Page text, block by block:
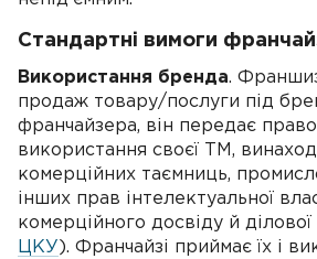
Стандартні вимоги
Використання бренда.
продаж товару/послуги під
франчайзера, він передає
використання своєї ТМ,
комерційних таємниць,
інших прав інтелектуальної
комерційного досвіду й ділової
ЦКУ ). Франчайзі приймає їх і